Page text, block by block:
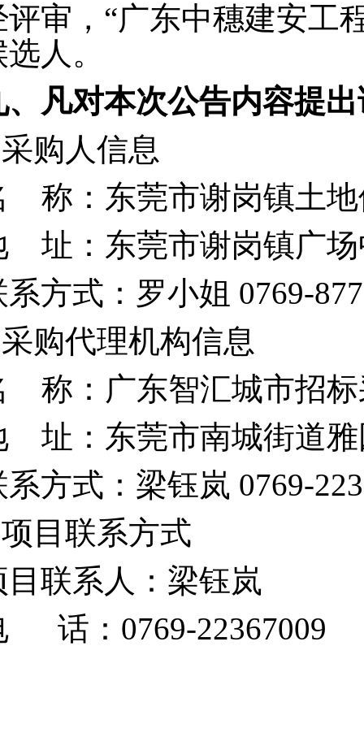
评审，“广东中穗建安工
人。
、凡对本次公告内容提
购人信息
称：东莞市谢岗镇土地
址：东莞市谢岗镇广场
系方式：罗小姐 0769-
购代理机构信息
称：广东智汇城市招标
址：东莞市南城街道雅
方式： 梁钰岚 0769-
目联系方式
目联系人：梁钰岚
话：0769-22367009